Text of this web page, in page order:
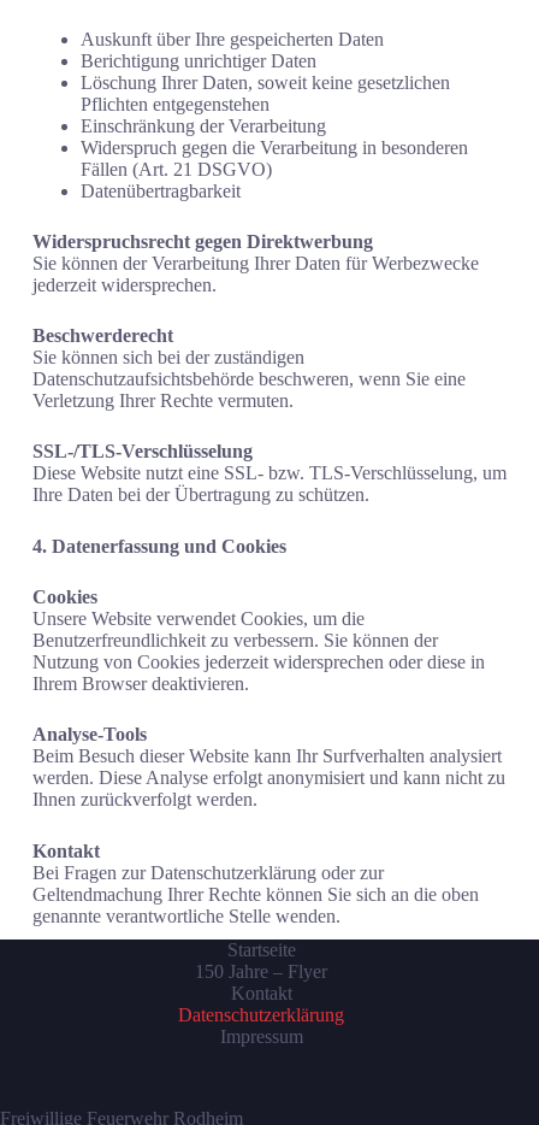
Auskunft über Ihre gespeicherten Daten
Berichtigung unrichtiger Daten
Löschung Ihrer Daten, soweit keine gesetzlichen
Pflichten entgegenstehen
Einschränkung der Verarbeitung
Widerspruch gegen die Verarbeitung in besonderen
Fällen (Art. 21 DSGVO)
Datenübertragbarkeit
Widerspruchsrecht gegen Direktwerbung
Sie können der Verarbeitung Ihrer Daten für Werbezwecke
jederzeit widersprechen.
Beschwerderecht
Sie können sich bei der zuständigen
Datenschutzaufsichtsbehörde beschweren, wenn Sie eine
Verletzung Ihrer Rechte vermuten.
SSL-/TLS-Verschlüsselung
Diese Website nutzt eine SSL- bzw. TLS-Verschlüsselung, um
Ihre Daten bei der Übertragung zu schützen.
4. Datenerfassung und Cookies
Cookies
Unsere Website verwendet Cookies, um die
Benutzerfreundlichkeit zu verbessern. Sie können der
Nutzung von Cookies jederzeit widersprechen oder diese in
Ihrem Browser deaktivieren.
Analyse-Tools
Beim Besuch dieser Website kann Ihr Surfverhalten analysiert
werden. Diese Analyse erfolgt anonymisiert und kann nicht zu
Ihnen zurückverfolgt werden.
Kontakt
Bei Fragen zur Datenschutzerklärung oder zur
Geltendmachung Ihrer Rechte können Sie sich an die oben
genannte verantwortliche Stelle wenden.
Startseite
150 Jahre – Flyer
Kontakt
Datenschutzerklärung
Impressum
Freiwillige Feuerwehr Rodheim